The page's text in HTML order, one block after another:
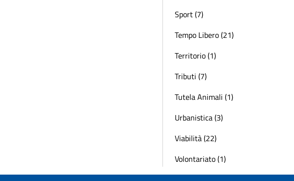
Sport (7)
Tempo Libero (21)
Territorio (1)
Tributi (7)
Tutela Animali (1)
Urbanistica (3)
Viabilità (22)
Volontariato (1)